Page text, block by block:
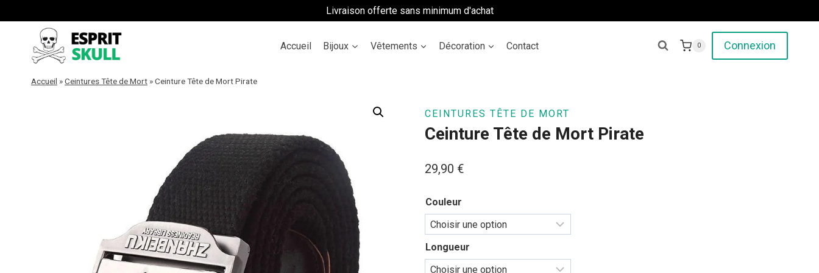
au
Livraison offerte sans minimum d'achat
Accueil Bijoux Vêtements Décoration Contact 0 Connexion
Accueil »Ceintures Tête de Mort »Ceinture Tête de Mort Pirate
CEINTURES TÊTE DE MORT
Ceinture Tête de Mort Pirate
29,90 €
Couleur
Longueur